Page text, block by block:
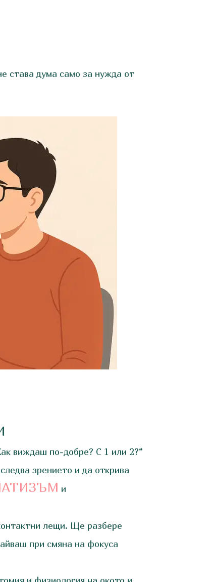
става дума само за нужда от
виждаш по-добре? С 1 или 2?“
зрението и да открива
и
лещи. Ще разбере
при смяна на фокуса